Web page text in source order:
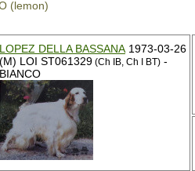
(lemon)
LOPEZ DELLA BASSANA 1973-03-26
(M) LOI ST061329 (Ch IB, Ch I BT) -
BIANCO